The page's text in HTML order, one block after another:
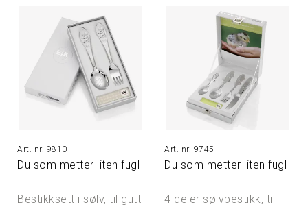
9810
Du som metter liten fugl
Bestikksett i sølv, til gutt
9745
Du som metter liten fugl
4 deler sølvbestikk, til